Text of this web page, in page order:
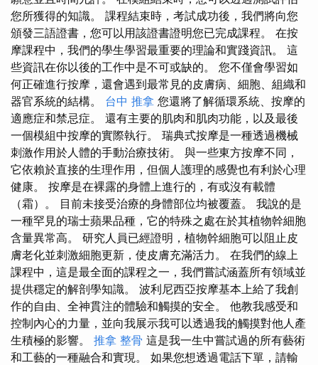
您所獲得的知識。 課程結束時，考試成功後，我們將向您
頒發三語證書，您可以用該證書證明您已完成課程。 在按
摩課程中，我們的學生學習最重要的理論和實踐資訊。 這
些資訊在你以後的工作中是不可或缺的。 您不僅會學習如
何正確進行按摩，還會遇到最常見的皮膚病、細胞、組織和
器官系統的結構。 台中 推拿 您還將了解循環系統、按摩的
適應症和禁忌症。 還有主要的肌肉和肌肉功能，以及最後
一個模組中按摩的實際執行。 瑞典式按摩是一種透過機械
刺激作用於人體的手動治療技術。 與一些東方按摩不同，
它依賴於直接的生理作用，但個人護理的感覺也有利於心理
健康。 按摩是在裸露的身體上進行的，有或沒有載體
（霜）。 目前未接受治療的身體部位均被覆蓋。 我說的是
一種罕見的瑞士蘋果品種，它的特殊之處在於其植物幹細胞
含量異常高。 研究人員已經證明，植物幹細胞可以阻止皮
膚老化並刺激細胞更新，使皮膚充滿活力。 在我們的線上
課程中，這是最全面的課程之一，我們嘗試涵蓋所有領域並
提供穩定的解剖學知識。 波利尼西亞按摩基本上給了我創
作的自由、全神貫注的體驗和觸摸的安全。 他教我感受和
控制內心的力量，並向我展示我可以透過我的觸摸對他人產
生積極的影響。 推拿 整骨 這是我一生中嘗試過的所有藝術
和工藝的一種融合和實現。 如果您想透過電話下單，請輸